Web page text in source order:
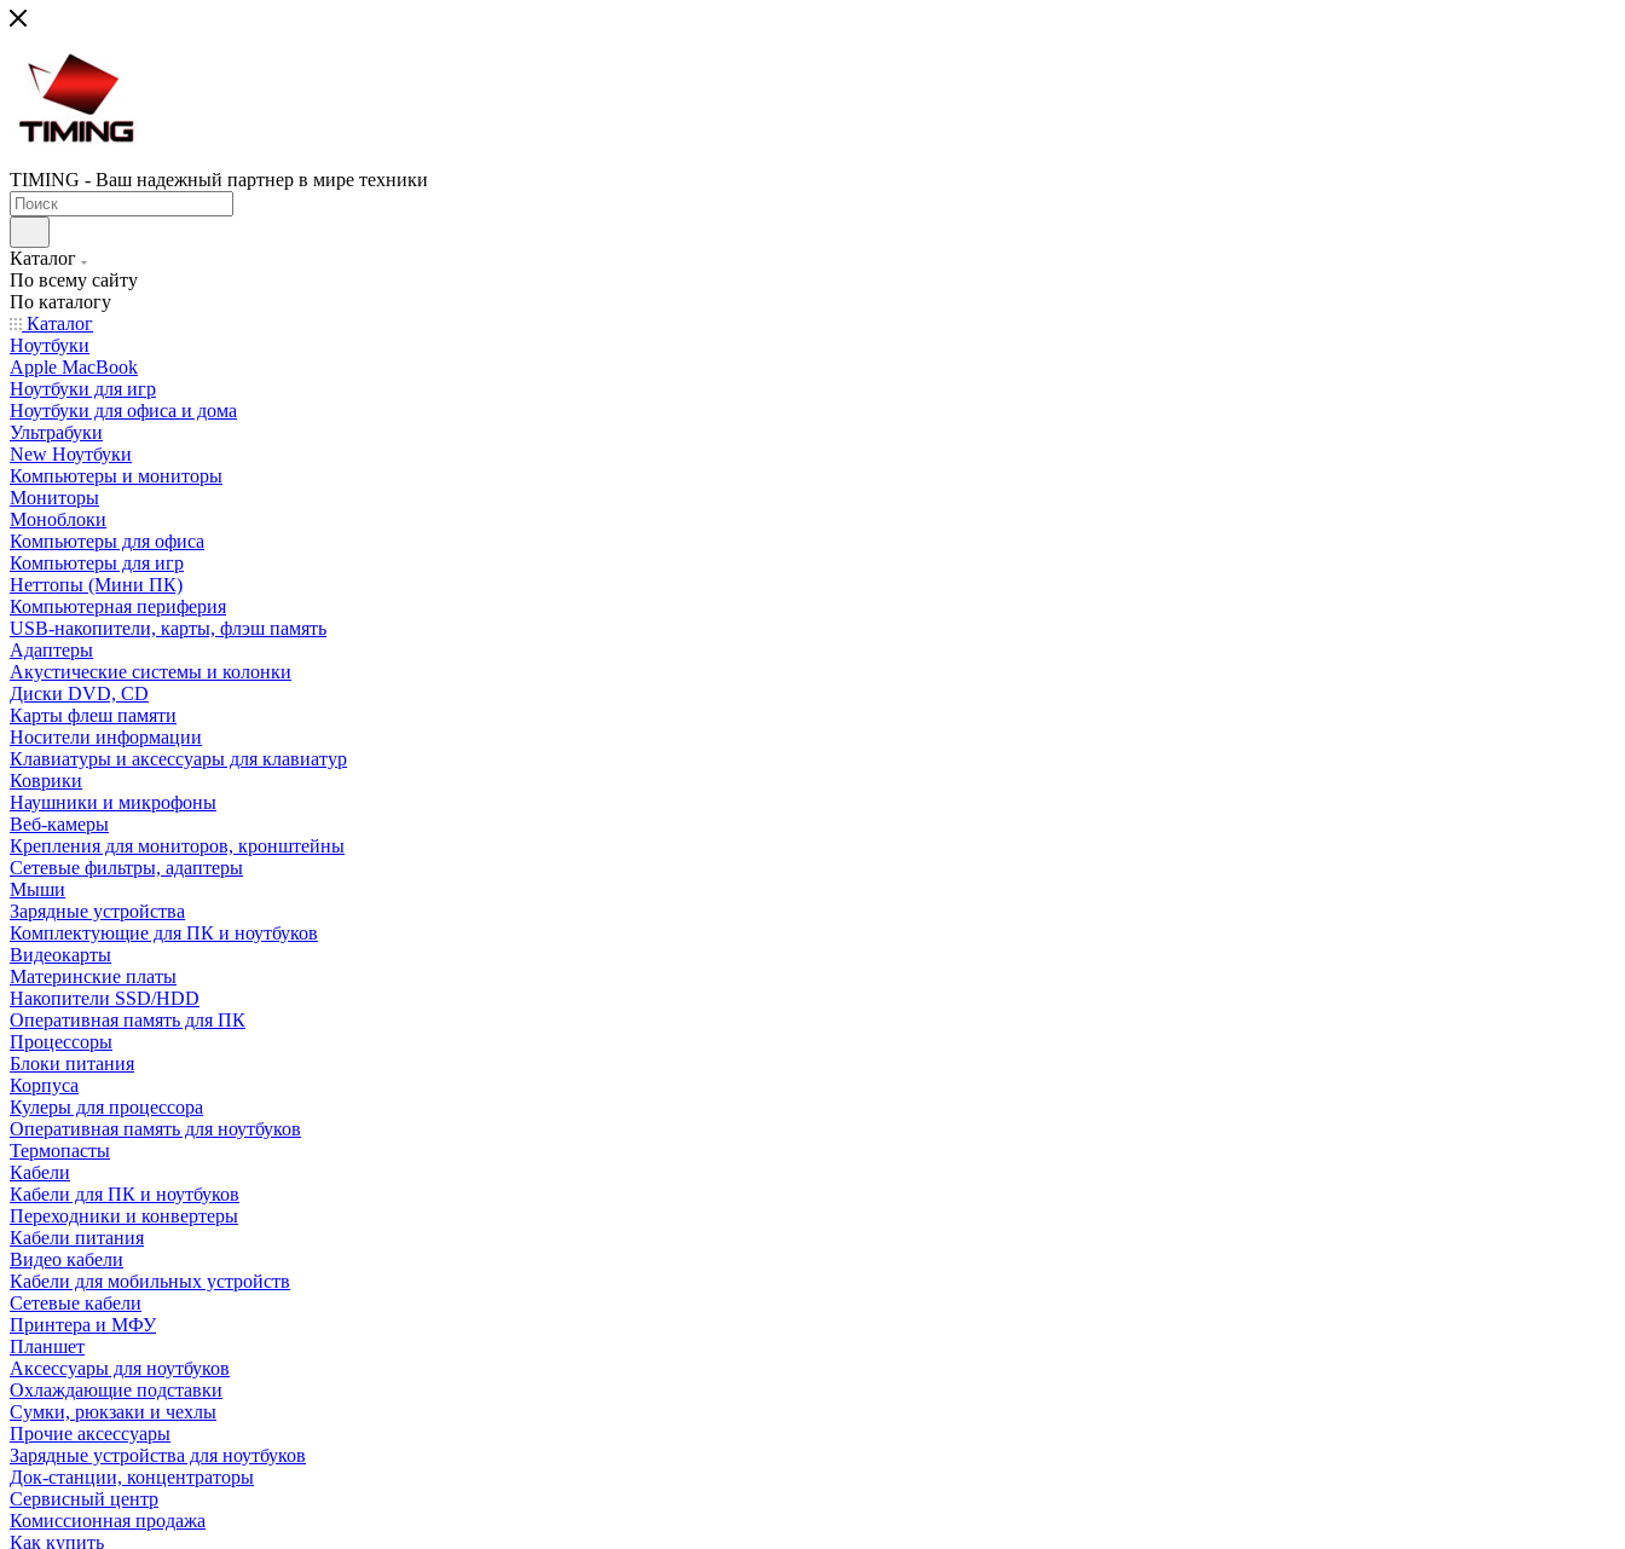
TIMING - Ваш надежный партнер в мире техники
Каталог
По всему сайту
По каталогу
Каталог
Ноутбуки
Apple MacBook
Ноутбуки для игр
Ноутбуки для офиса и дома
Ультрабуки
New Ноутбуки
Компьютеры и мониторы
Мониторы
Моноблоки
Компьютеры для офиса
Компьютеры для игр
Неттопы (Мини ПК)
Компьютерная периферия
USB-накопители, карты, флэш память
Адаптеры
Акустические системы и колонки
Диски DVD, CD
Карты флеш памяти
Носители информации
Клавиатуры и аксессуары для клавиатур
Коврики
Наушники и микрофоны
Веб-камеры
Крепления для мониторов, кронштейны
Сетевые фильтры, адаптеры
Мыши
Зарядные устройства
Комплектующие для ПК и ноутбуков
Видеокарты
Материнские платы
Накопители SSD/HDD
Оперативная память для ПК
Процессоры
Блоки питания
Корпуса
Кулеры для процессора
Оперативная память для ноутбуков
Термопасты
Кабели
Кабели для ПК и ноутбуков
Переходники и конвертеры
Кабели питания
Видео кабели
Кабели для мобильных устройств
Сетевые кабели
Принтера и МФУ
Планшет
Аксессуары для ноутбуков
Охлаждающие подставки
Сумки, рюкзаки и чехлы
Прочие аксессуары
Зарядные устройства для ноутбуков
Док-станции, концентраторы
Сервисный центр
Комиссионная продажа
Как купить